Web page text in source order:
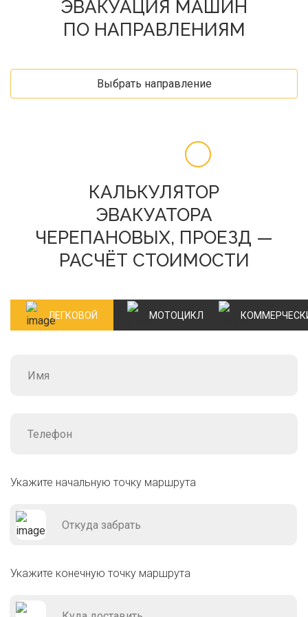
ЭВАКУАЦИЯ МАШИН
ПО НАПРАВЛЕНИЯМ
Выбрать направление
КАЛЬКУЛЯТОР
ЭВАКУАТОРА
ЧЕРЕПАНОВЫХ, ПРОЕЗД —
РАСЧЁТ СТОИМОСТИ
ЛЕГКОВОЙ МОТОЦИКЛ
Укажите начальную точку маршрута
Укажите конечную точку маршрута